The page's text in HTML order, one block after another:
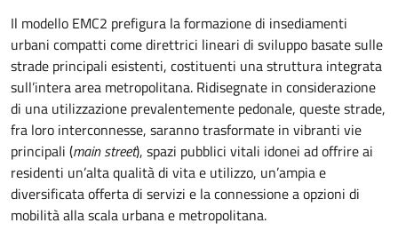
Il modello EMC2 prefigura la formazione di insediamenti
urbani compatti come direttrici lineari di sviluppo basate sulle
strade principali esistenti, costituenti una struttura integrata
sull’intera area metropolitana. Ridisegnate in considerazione
di una utilizzazione prevalentemente pedonale, queste strade,
fra loro interconnesse, saranno trasformate in vibranti vie
principali (main street), spazi pubblici vitali idonei ad offrire ai
residenti un’alta qualità di vita e utilizzo, un’ampia e
diversificata offerta di servizi e la connessione a opzioni di
mobilità alla scala urbana e metropolitana.